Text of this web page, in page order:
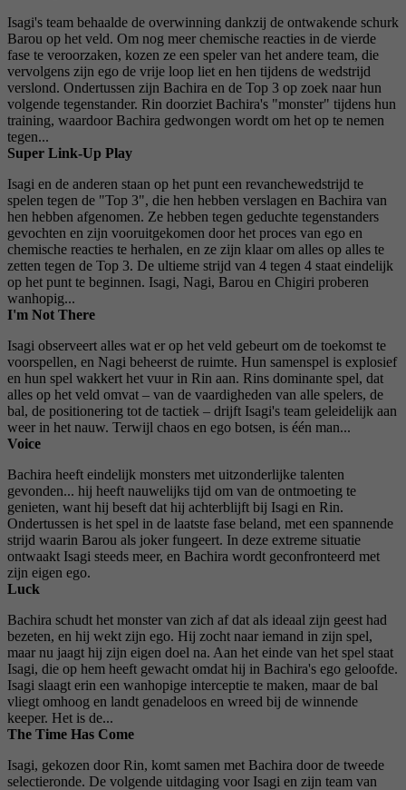
Isagi's team behaalde de overwinning dankzij de ontwakende schurk
Barou op het veld. Om nog meer chemische reacties in de vierde
fase te veroorzaken, kozen ze een speler van het andere team, die
vervolgens zijn ego de vrije loop liet en hen tijdens de wedstrijd
verslond. Ondertussen zijn Bachira en de Top 3 op zoek naar hun
volgende tegenstander. Rin doorziet Bachira's "monster" tijdens hun
training, waardoor Bachira gedwongen wordt om het op te nemen
tegen...
Super Link-Up Play
Isagi en de anderen staan ​​op het punt een revanchewedstrijd te
spelen tegen de "Top 3", die hen hebben verslagen en Bachira van
hen hebben afgenomen. Ze hebben tegen geduchte tegenstanders
gevochten en zijn vooruitgekomen door het proces van ego en
chemische reacties te herhalen, en ze zijn klaar om alles op alles te
zetten tegen de Top 3. De ultieme strijd van 4 tegen 4 staat eindelijk
op het punt te beginnen. Isagi, Nagi, Barou en Chigiri proberen
wanhopig...
I'm Not There
Isagi observeert alles wat er op het veld gebeurt om de toekomst te
voorspellen, en Nagi beheerst de ruimte. Hun samenspel is explosief
en hun spel wakkert het vuur in Rin aan. Rins dominante spel, dat
alles op het veld omvat – van de vaardigheden van alle spelers, de
bal, de positionering tot de tactiek – drijft Isagi's team geleidelijk aan
weer in het nauw. Terwijl chaos en ego botsen, is één man...
Voice
Bachira heeft eindelijk monsters met uitzonderlijke talenten
gevonden... hij heeft nauwelijks tijd om van de ontmoeting te
genieten, want hij beseft dat hij achterblijft bij Isagi en Rin.
Ondertussen is het spel in de laatste fase beland, met een spannende
strijd waarin Barou als joker fungeert. In deze extreme situatie
ontwaakt Isagi steeds meer, en Bachira wordt geconfronteerd met
zijn eigen ego.
Luck
Bachira schudt het monster van zich af dat als ideaal zijn geest had
bezeten, en hij wekt zijn ego. Hij zocht naar iemand in zijn spel,
maar nu jaagt hij zijn eigen doel na. Aan het einde van het spel staat
Isagi, die op hem heeft gewacht omdat hij in Bachira's ego geloofde.
Isagi slaagt erin een wanhopige interceptie te maken, maar de bal
vliegt omhoog en landt genadeloos en wreed bij de winnende
keeper. Het is de...
The Time Has Come
Isagi, gekozen door Rin, komt samen met Bachira door de tweede
selectieronde. De volgende uitdaging voor Isagi en zijn team van